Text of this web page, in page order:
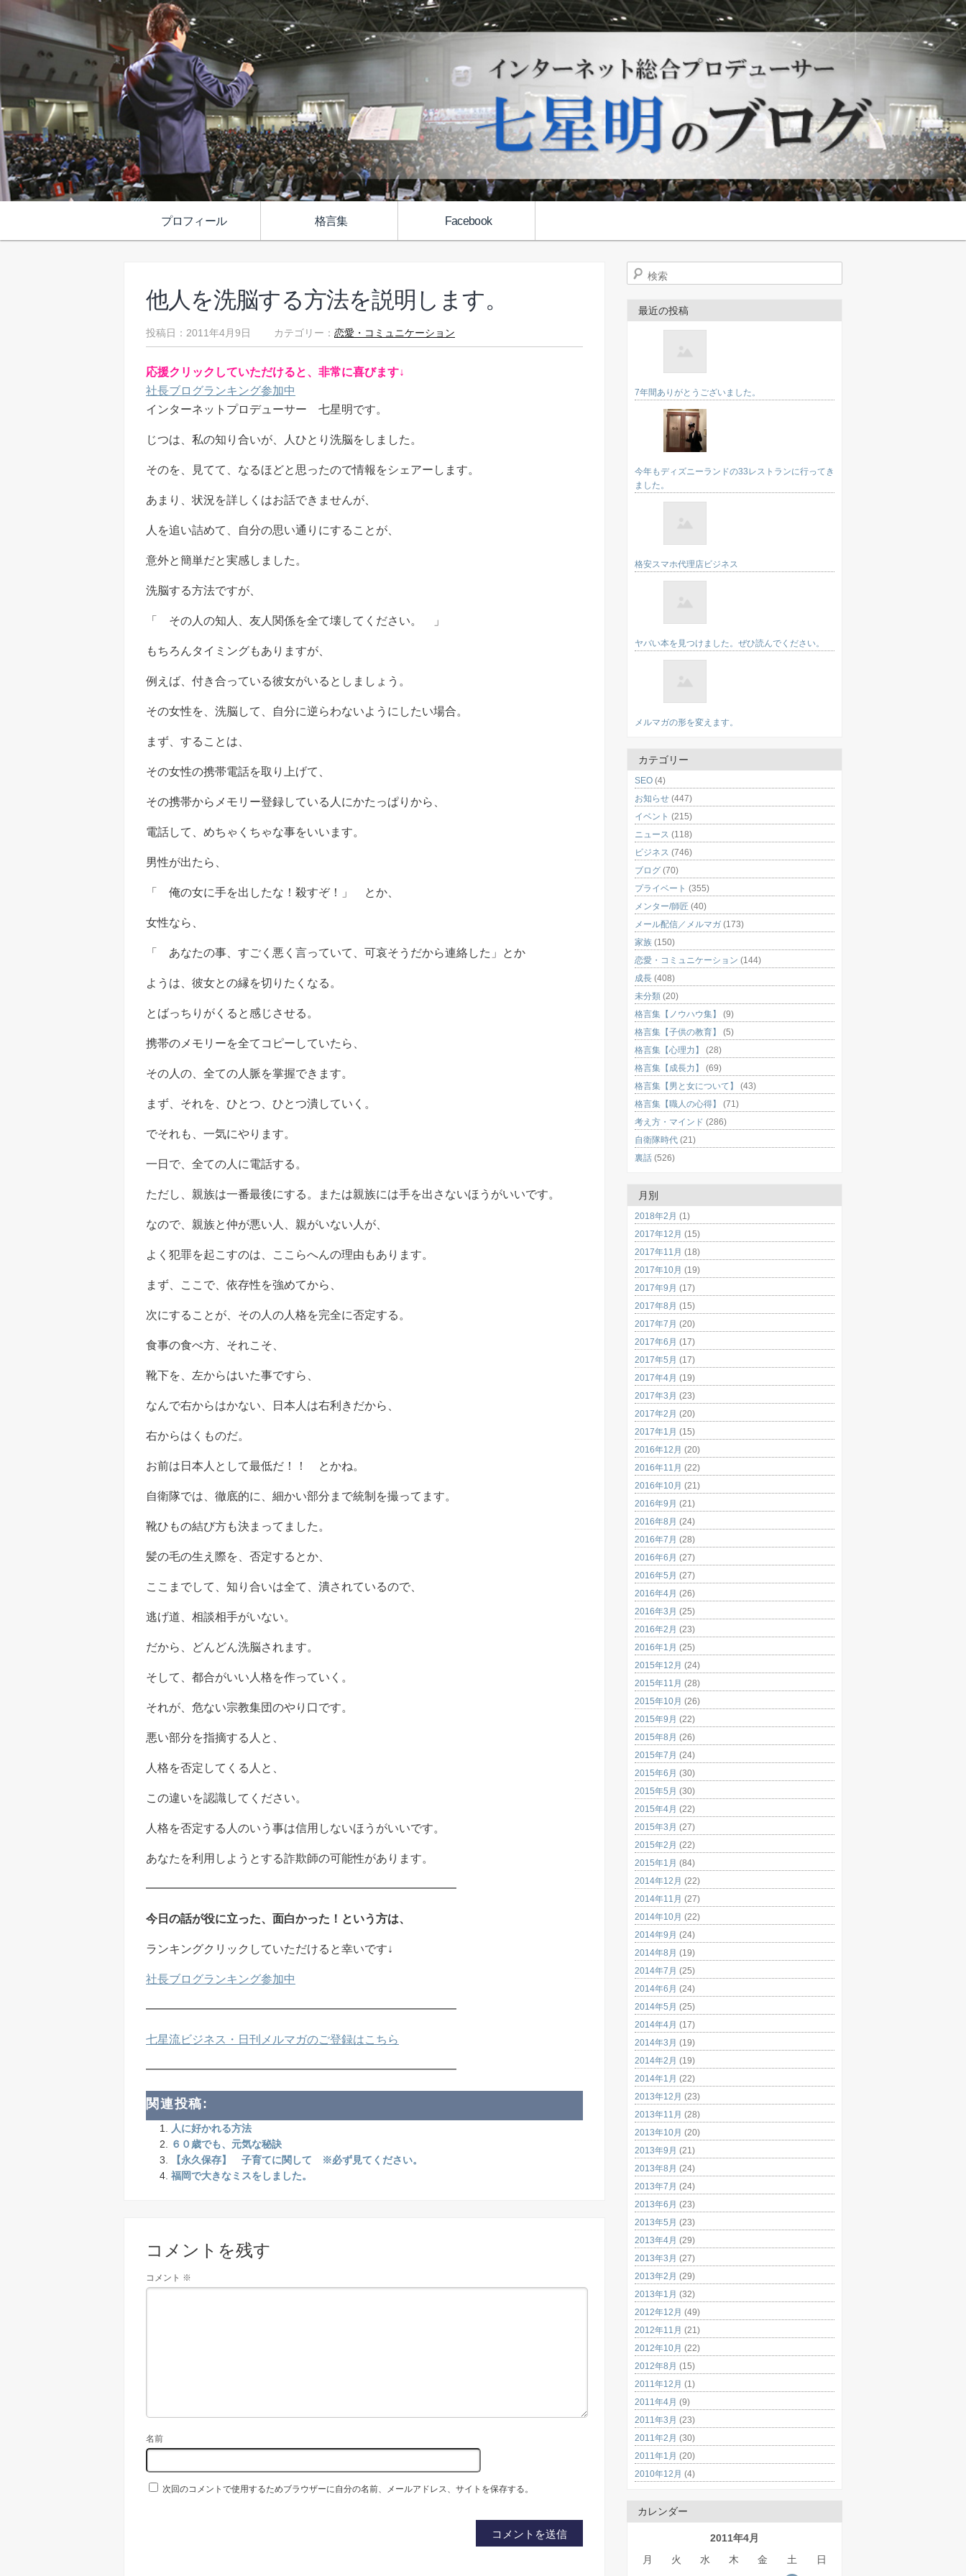
プロフィール 格言集 Facebook
他人を洗脳する方法を説明します。
投稿日：2011年4月9日 カテゴリー： 恋愛・コミュニケーション
応援クリックしていただけると、非常に喜びます↓
社長ブログランキング参加中
インターネットプロデューサー 七星明です。
じつは、私の知り合いが、人ひとり洗脳をしました。
そのを、見てて、なるほどと思ったので情報をシェアーします。
あまり、状況を詳しくはお話できませんが、
人を追い詰めて、自分の思い通りにすることが、
意外と簡単だと実感しました。
洗脳する方法ですが、
「 その人の知人、友人関係を全て壊してください。 」
もちろんタイミングもありますが、
例えば、付き合っている彼女がいるとしましょう。
その女性を、洗脳して、自分に逆らわないようにしたい場合。
まず、することは、
その女性の携帯電話を取り上げて、
その携帯からメモリー登録している人にかたっぱりから、
電話して、めちゃくちゃな事をいいます。
男性が出たら、
「 俺の女に手を出したな！殺すぞ！」 とか、
女性なら、
「 あなたの事、すごく悪く言っていて、可哀そうだから連絡した」とか
ようは、彼女との縁を切りたくなる。
とばっちりがくると感じさせる。
携帯のメモリーを全てコピーしていたら、
その人の、全ての人脈を掌握できます。
まず、それを、ひとつ、ひとつ潰していく。
でそれも、一気にやります。
一日で、全ての人に電話する。
ただし、親族は一番最後にする。または親族には手を出さないほうがいいです。
なので、親族と仲が悪い人、親がいない人が、
よく犯罪を起こすのは、ここらへんの理由もあります。
まず、ここで、依存性を強めてから、
次にすることが、その人の人格を完全に否定する。
食事の食べ方、それこそ、
靴下を、左からはいた事ですら、
なんで右からはかない、日本人は右利きだから、
右からはくものだ。
お前は日本人として最低だ！！ とかね。
自衛隊では、徹底的に、細かい部分まで統制を撮ってます。
靴ひもの結び方も決まってました。
髪の毛の生え際を、否定するとか、
ここまでして、知り合いは全て、潰されているので、
逃げ道、相談相手がいない。
だから、どんどん洗脳されます。
そして、都合がいい人格を作っていく。
それが、危ない宗教集団のやり口です。
悪い部分を指摘する人と、
人格を否定してくる人と、
この違いを認識してください。
人格を否定する人のいう事は信用しないほうがいいです。
あなたを利用しようとする詐欺師の可能性があります。
━━━━━━━━━━━━━━━━━━━━━━━━━━━
今日の話が役に立った、面白かった！という方は、
ランキングクリックしていただけると幸いです↓
社長ブログランキング参加中
━━━━━━━━━━━━━━━━━━━━━━━━━━━
七星流ビジネス・日刊メルマガのご登録はこちら
━━━━━━━━━━━━━━━━━━━━━━━━━━━
関連投稿:
人に好かれる方法
６０歳でも、元気な秘訣
【永久保存】 子育てに関して ※必ず見てください。
福岡で大きなミスをしました。
コメントを残す
コメント ※
名前
次回のコメントで使用するためブラウザーに自分の名前、メールアドレス、サイトを保存する。
検索
最近の投稿
7年間ありがとうございました。
今年もディズニーランドの33レストランに行ってき
ました。
格安スマホ代理店ビジネス
ヤバい本を見つけました。ぜひ読んでください。
メルマガの形を変えます。
カテゴリー
SEO (4)
お知らせ (447)
イベント (215)
ニュース (118)
ビジネス (746)
ブログ (70)
プライベート (355)
メンター/師匠 (40)
メール配信／メルマガ (173)
家族 (150)
恋愛・コミュニケーション (144)
成長 (408)
未分類 (20)
格言集【ノウハウ集】
(9)
格言集【子供の教育】
(5)
格言集【心理力】
(28)
格言集【成長力】
(69)
格言集【男と女について】
(43)
格言集【職人の心得】
(71)
考え方・マインド (286)
自衛隊時代 (21)
裏話 (526)
月別
2018年2月 (1)
2017年12月 (15)
2017年11月 (18)
2017年10月 (19)
2017年9月 (17)
2017年8月 (15)
2017年7月 (20)
2017年6月 (17)
2017年5月 (17)
2017年4月 (19)
2017年3月 (23)
2017年2月 (20)
2017年1月 (15)
2016年12月 (20)
2016年11月 (22)
2016年10月 (21)
2016年9月 (21)
2016年8月 (24)
2016年7月 (28)
2016年6月 (27)
2016年5月 (27)
2016年4月 (26)
2016年3月 (25)
2016年2月 (23)
2016年1月 (25)
2015年12月 (24)
2015年11月 (28)
2015年10月 (26)
2015年9月 (22)
2015年8月 (26)
2015年7月 (24)
2015年6月 (30)
2015年5月 (30)
2015年4月 (22)
2015年3月 (27)
2015年2月 (22)
2015年1月 (84)
2014年12月 (22)
2014年11月 (27)
2014年10月 (22)
2014年9月 (24)
2014年8月 (19)
2014年7月 (25)
2014年6月 (24)
2014年5月 (25)
2014年4月 (17)
2014年3月 (19)
2014年2月 (19)
2014年1月 (22)
2013年12月 (23)
2013年11月 (28)
2013年10月 (20)
2013年9月 (21)
2013年8月 (24)
2013年7月 (24)
2013年6月 (23)
2013年5月 (23)
2013年4月 (29)
2013年3月 (27)
2013年2月 (29)
2013年1月 (32)
2012年12月 (49)
2012年11月 (21)
2012年10月 (22)
2012年8月 (15)
2011年12月 (1)
2011年4月 (9)
2011年3月 (23)
2011年2月 (30)
2011年1月 (20)
2010年12月 (4)
カレンダー
2011年4月
月
火 水 木 金 土
日